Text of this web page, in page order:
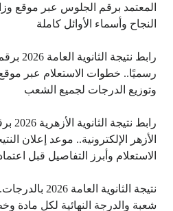
المعتمد برقم الجلوس عبر موقع
النجاح وأسماء الأوائل كاملة
رابط
رسميًا.. خطوات الاستعلام عبر موقع
وتوزيع الدرجات لجميع الشعب
رابط
الأزهر الإلكترونية.. موعد إعلان
الاستعلام وأبرز التفاصيل قبل
نتيجة الثانوية
شعبة والدرجة النهائية لكل مادة